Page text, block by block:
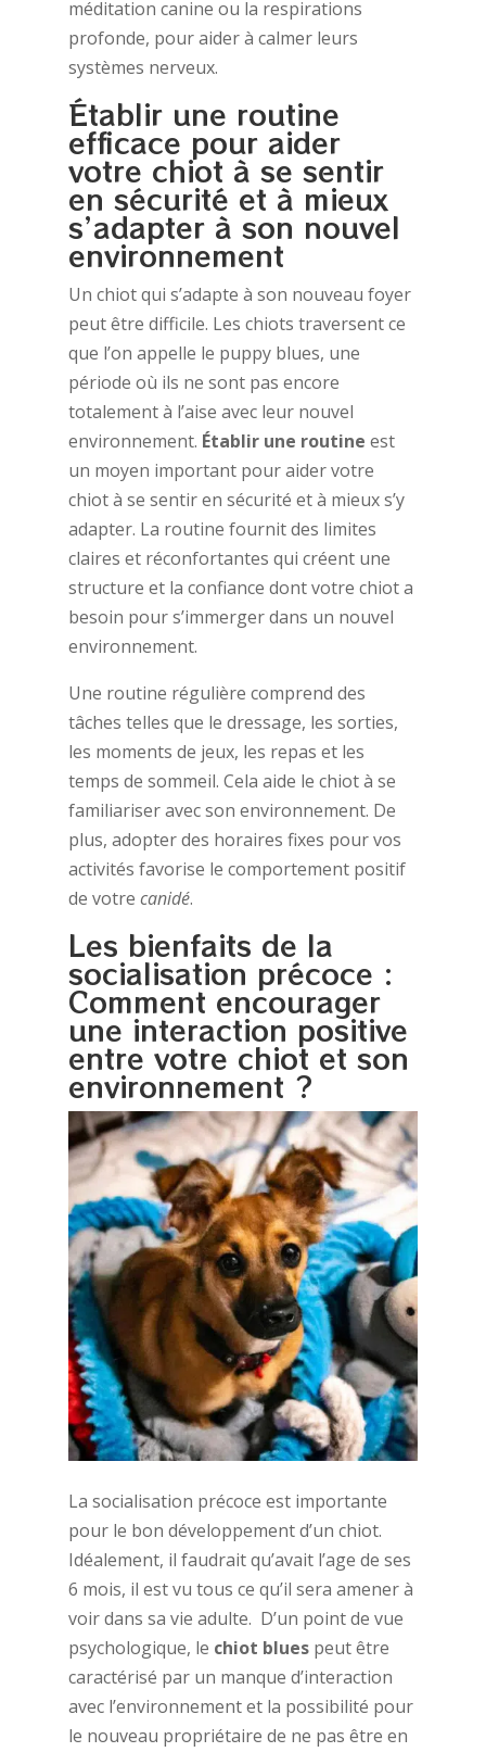
méditation canine ou la respirations
profonde, pour aider à calmer leurs
systèmes nerveux.
Établir une routine
efficace pour aider
votre chiot à se sentir
en sécurité et à mieux
s’adapter à son nouvel
environnement
Un chiot qui s’adapte à son nouveau foyer
peut être difficile. Les chiots traversent ce
que l’on appelle le puppy blues, une
période où ils ne sont pas encore
totalement à l’aise avec leur nouvel
environnement. Établir une routine est
un moyen important pour aider votre
chiot à se sentir en sécurité et à mieux s’y
adapter. La routine fournit des limites
claires et réconfortantes qui créent une
structure et la confiance dont votre chiot a
besoin pour s’immerger dans un nouvel
environnement.
Une routine régulière comprend des
tâches telles que le dressage, les sorties,
les moments de jeux, les repas et les
temps de sommeil. Cela aide le chiot à se
familiariser avec son environnement. De
plus, adopter des horaires fixes pour vos
activités favorise le comportement positif
de votre canidé.
Les bienfaits de la
socialisation précoce :
Comment encourager
une interaction positive
entre votre chiot et son
environnement ?
La socialisation précoce est importante
pour le bon développement d’un chiot.
Idéalement, il faudrait qu’avait l’age de ses
6 mois, il est vu tous ce qu’il sera amener à
voir dans sa vie adulte. D’un point de vue
psychologique, le chiot bluespeut être
caractérisé par un manque d’interaction
avec l’environnement et la possibilité pour
le nouveau propriétaire de ne pas être en